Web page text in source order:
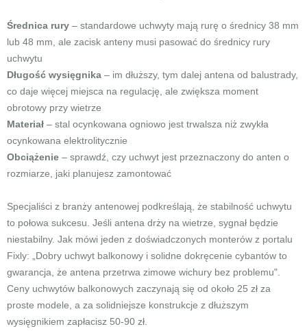
Średnica rury – standardowe uchwyty mają rurę o średnicy 38 mm
lub 48 mm, ale zacisk anteny musi pasować do średnicy rury
uchwytu
Długość wysięgnika – im dłuższy, tym dalej antena od balustrady,
co daje więcej miejsca na regulację, ale zwiększa moment
obrotowy przy wietrze
Materiał – stal ocynkowana ogniowo jest trwalsza niż zwykła
ocynkowana elektrolitycznie
Obciążenie – sprawdź, czy uchwyt jest przeznaczony do anten o
rozmiarze, jaki planujesz zamontować
Specjaliści z branży antenowej podkreślają, że stabilność uchwytu
to połowa sukcesu. Jeśli antena drży na wietrze, sygnał będzie
niestabilny. Jak mówi jeden z doświadczonych monterów z portalu
Fixly: „Dobry uchwyt balkonowy i solidne dokręcenie cybantów to
gwarancja, że antena przetrwa zimowe wichury bez problemu".
Ceny uchwytów balkonowych zaczynają się od około 25 zł za
proste modele, a za solidniejsze konstrukcje z dłuższym
wysięgnikiem zapłacisz 50-90 zł.